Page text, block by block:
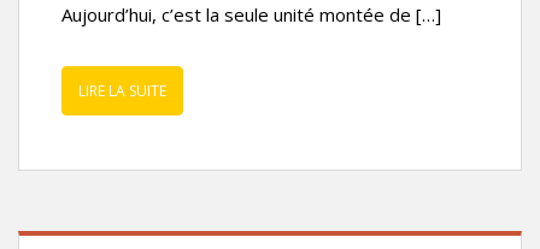
Aujourd’hui, c’est la seule unité montée de […]
LIRE LA SUITE